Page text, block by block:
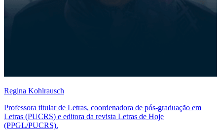
Regina Kohlrausch
Professora titular de Letras, coordenadora de pós-graduação em
Letras (PUCRS) e editora da revista Letras de Hoje
(PPGL/PUCRS).